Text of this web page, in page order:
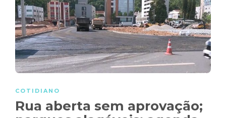
COTIDIANO
Rua aberta sem aprovação;